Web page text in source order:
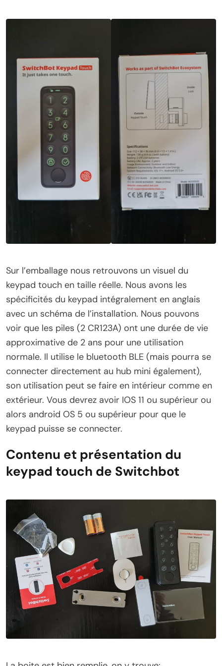
Sur l’emballage nous retrouvons un visuel du
keypad touch en taille réelle. Nous avons les
spécificités du keypad intégralement en anglais
avec un schéma de l’installation. Nous pouvons
voir que les piles (2 CR123A) ont une durée de vie
approximative de 2 ans pour une utilisation
normale. Il utilise le bluetooth BLE (mais pourra se
connecter directement au hub mini également),
son utilisation peut se faire en intérieur comme en
extérieur. Vous devrez avoir IOS 11 ou supérieur ou
alors android OS 5 ou supérieur pour que le
keypad puisse se connecter.
Contenu et présentation du
keypad touch de Switchbot